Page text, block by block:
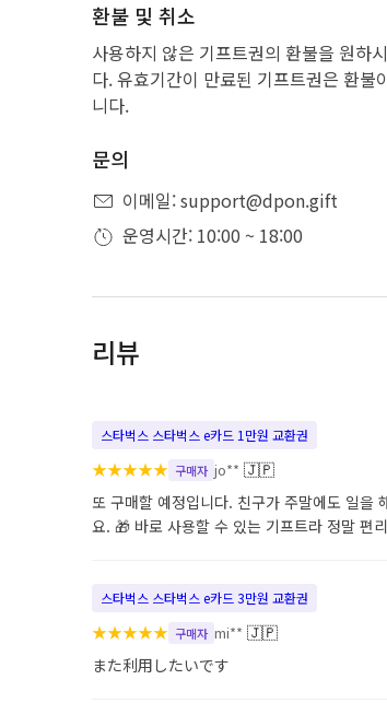
환불 및 취소
사용하지 않은 기프트권의 환불을 원하
다. 유효기간이 만료된 기프트권은 환
니다.
문의
이메일: support@dpon.gift
운영시간: 10:00 ~ 18:00
리뷰
스타벅스 스타벅스 e카드 1만원 교환권
★★★★★ 구매자 jo** 🇯🇵
또 구매할 예정입니다. 친구가 주말에도 일을
요. 🎁 바로 사용할 수 있는 기프트라 정말 편
스타벅스 스타벅스 e카드 3만원 교환권
★★★★★ 구매자 mi** 🇯🇵
また利用したいです